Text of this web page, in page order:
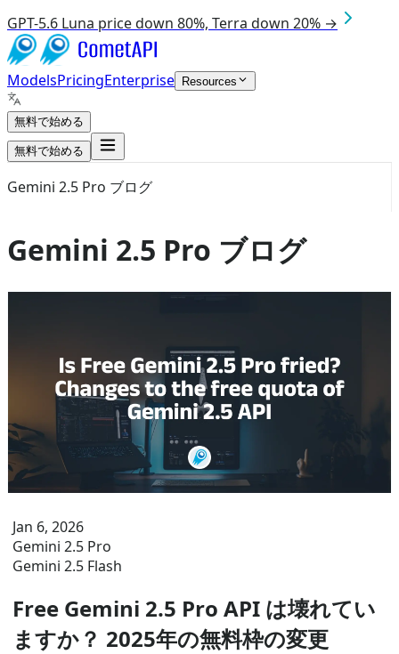
GPT-5.6 Luna price down 80%, Terra down 20% →
ModelsPricingEnterprise Resources
無料で始める
無料で始める
Gemini 2.5 Pro ブログ
Gemini 2.5 Pro ブログ
Jan 6, 2026
Gemini 2.5 Pro
Gemini 2.5 Flash
Free Gemini 2.5 Pro API は壊れてい
ますか？ 2025年の無料枠の変更